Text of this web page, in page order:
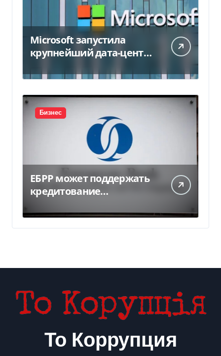
Microsoft запустила
крупнейший дата-центр
миллиарда
Бизнес
ЕБРР может поддержать
кредитование
300 млн евро — Delo.ua
То Коррупция